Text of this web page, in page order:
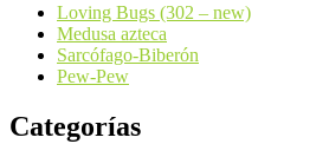
Loving Bugs (302 – new)
Medusa azteca
Sarcófago-Biberón
Pew-Pew
Categorías